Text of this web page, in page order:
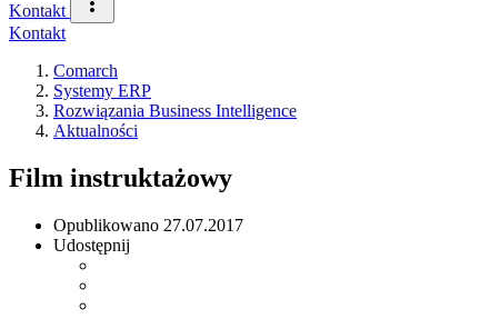
Kontakt
Kontakt
Comarch
Systemy ERP
Rozwiązania Business Intelligence
Aktualności
Film instruktażowy
Opublikowano 27.07.2017
Udostępnij